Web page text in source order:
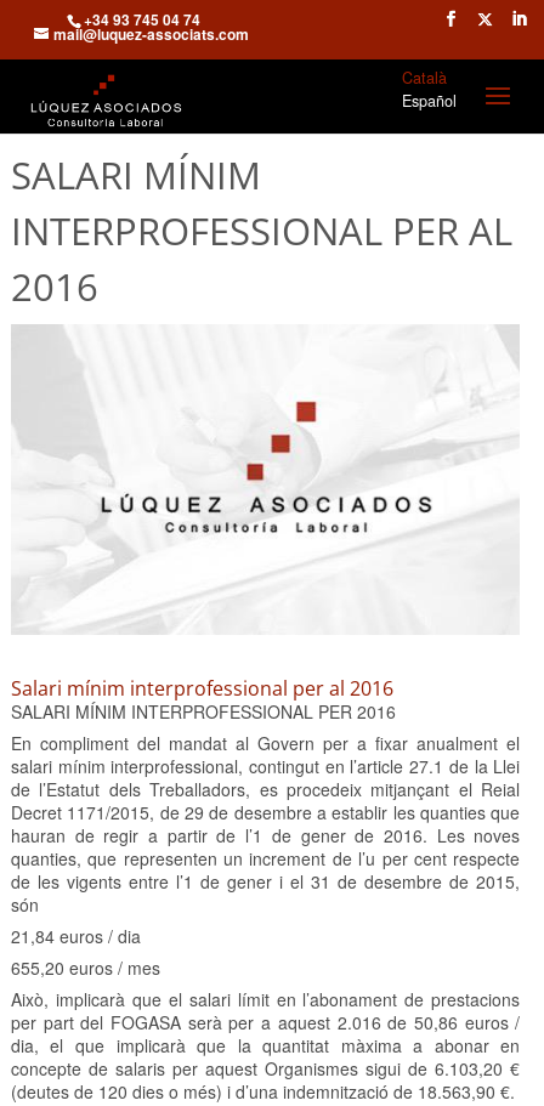
+34 93 745 04 74
mail@luquez-associats.com
Català
Español
SALARI MÍNIM
INTERPROFESSIONAL PER AL
2016
Salari mínim interprofessional per al 2016
SALARI MÍNIM INTERPROFESSIONAL PER 2016
En compliment del mandat al Govern per a fixar anualment el
salari mínim interprofessional, contingut en l’article 27.1 de la Llei
de l’Estatut dels Treballadors, es procedeix mitjançant el Reial
Decret 1171/2015, de 29 de desembre a establir les quanties que
hauran de regir a partir de l’1 de gener de 2016. Les noves
quanties, que representen un increment de l’u per cent respecte
de les vigents entre l’1 de gener i el 31 de desembre de 2015,
són
21,84 euros / dia
655,20 euros / mes
Això, implicarà que el salari límit en l’abonament de prestacions
per part del FOGASA serà per a aquest 2.016 de 50,86 euros /
dia, el que implicarà que la quantitat màxima a abonar en
concepte de salaris per aquest Organismes sigui de 6.103,20 €
(deutes de 120 dies o més) i d’una indemnització de 18.563,90 €.